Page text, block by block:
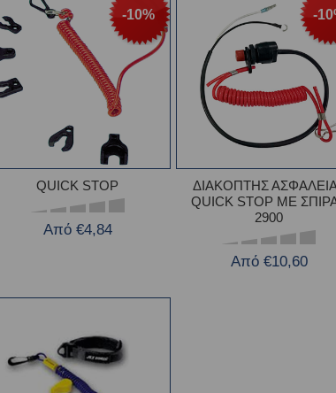
-10%
QUICK STOP
Από €4,84
-
ΔΙΑΚΟΠΤΗΣ
QUICK STOP ΜΕ
2900
Από €10,60